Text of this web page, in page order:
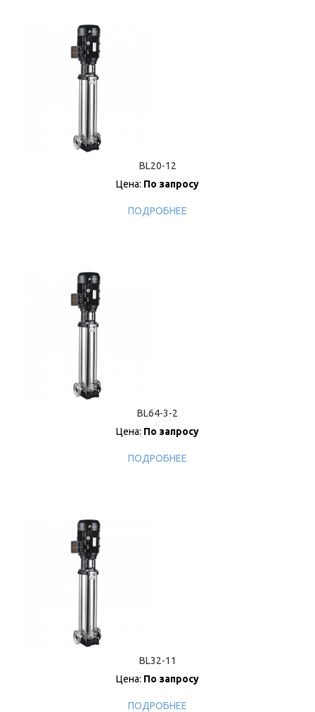
BL20-12
Цена: По запросу
ПОДРОБНЕЕ
BL64-3-2
Цена: По запросу
ПОДРОБНЕЕ
BL32-11
Цена: По запросу
ПОДРОБНЕЕ